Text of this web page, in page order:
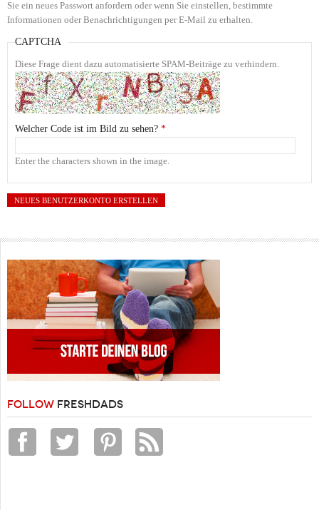
Sie ein neues Passwort anfordern oder wenn Sie einstellen, bestimmte
Informationen oder Benachrichtigungen per E-Mail zu erhalten.
CAPTCHA
Diese Frage dient dazu automatisierte SPAM-Beiträge zu verhindern.
Welcher Code ist im Bild zu sehen? *
Enter the characters shown in the image.
FOLLOW FRESHDADS